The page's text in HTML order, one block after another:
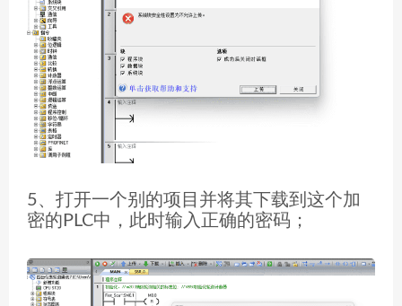
5、打开一个别的项目并将其下载到这个加
密的PLC中，此时输入正确的密码；